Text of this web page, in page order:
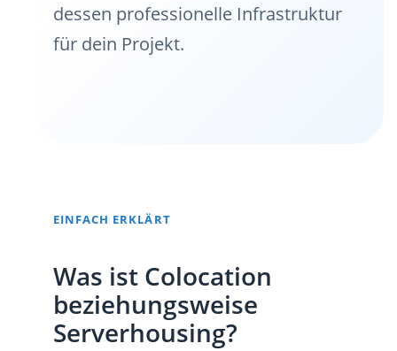
dessen professionelle Infrastruktur
für dein Projekt.
EINFACH ERKLÄRT
Was ist Colocation
beziehungsweise
Serverhousing?